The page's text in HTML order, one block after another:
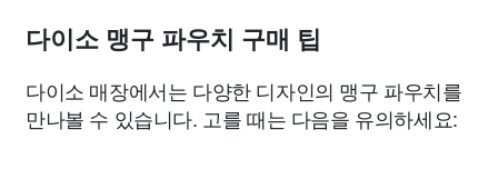
다이소 맹구 파우치 구매 팁
다이소 매장에서는 다양한 디자인의 맹구 파우치를
만나볼 수 있습니다. 고를 때는 다음을 유의하세요: